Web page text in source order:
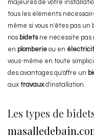
majeures de votre
tous les éléments
même si vous n'êtes pas un
nos bidetsne nécessite pas
en plomberie ou en
vous-même en toute
des avantages qu'offre un
aux travauxd'installation.
Les types de